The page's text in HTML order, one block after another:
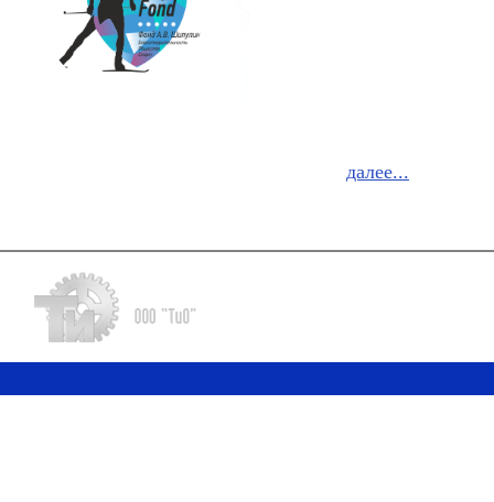
далее...